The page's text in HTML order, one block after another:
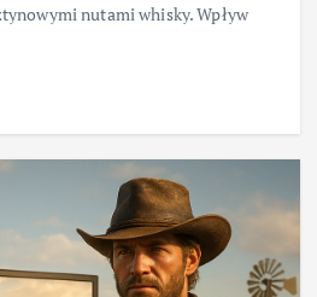
nutami whisky. Wpływ